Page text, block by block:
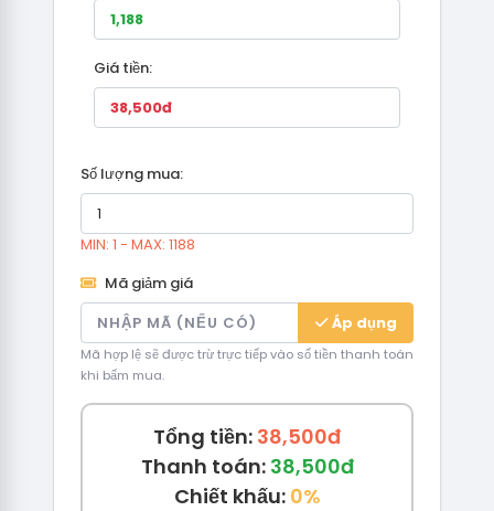
Giá tiền:
Số lượng mua:
MIN: 1 - MAX: 1188
Mã giảm giá
Áp dụng
Mã hợp lệ sẽ được trừ trực tiếp vào số tiền thanh toán
khi bấm mua.
Tổng tiền: 38,500đ
Thanh toán: 38,500đ
Chiết khấu: 0%